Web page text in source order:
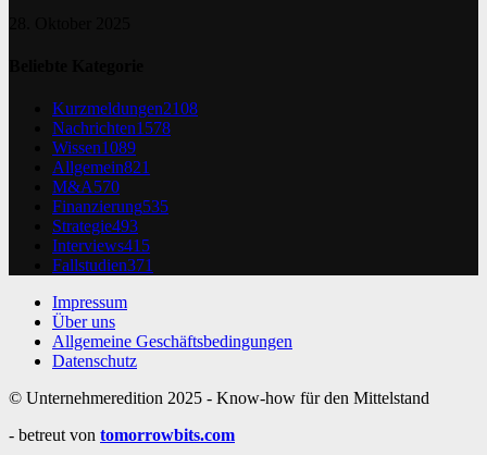
Kurzmeldungen2108
Nachrichten1578
Wissen1089
Allgemein821
M&A570
Finanzierung535
Strategie493
Interviews415
Fallstudien371
Impressum
Über uns
Allgemeine Geschäftsbedingungen
Datenschutz
© Unternehmeredition 2025 - Know-how für den Mittelstand
- betreut von tomorrowbits.com